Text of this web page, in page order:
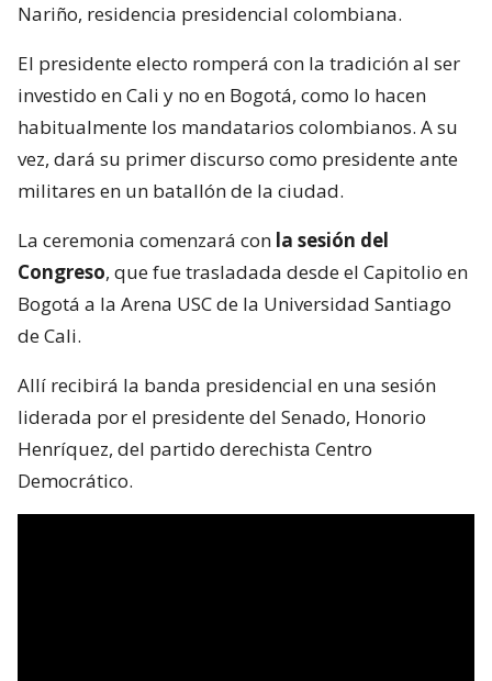
Nariño, residencia presidencial colombiana.
El presidente electo romperá con la tradición al ser
investido en Cali y no en Bogotá, como lo hacen
habitualmente los mandatarios colombianos. A su
vez, dará su primer discurso como presidente ante
militares en un batallón de la ciudad.
La ceremonia comenzará con la sesión del
Congreso, que fue trasladada desde el Capitolio en
Bogotá a la Arena USC de la Universidad Santiago
de Cali.
Allí recibirá la banda presidencial en una sesión
liderada por el presidente del Senado, Honorio
Henríquez, del partido derechista Centro
Democrático.